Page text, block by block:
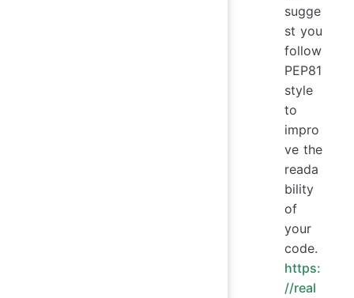
sugge
st you
follow
PEP81
style
to
impro
ve the
reada
bility
of
your
code.
https:
//real